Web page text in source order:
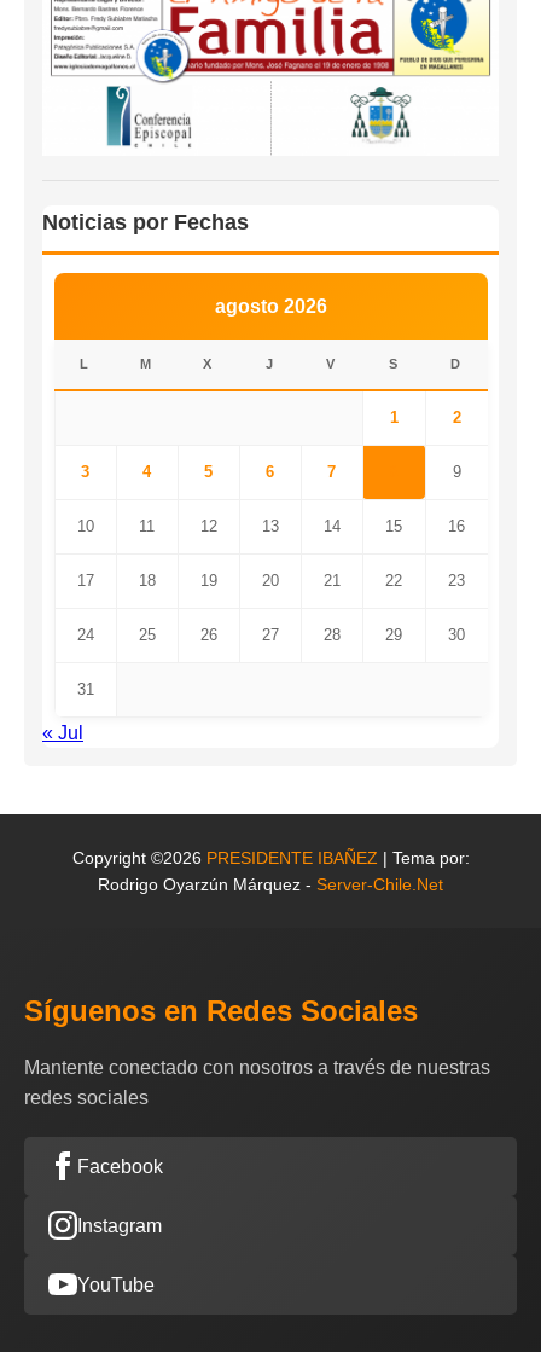
Noticias por Fechas
agosto 2026
L M X J V S D
1 2
3 4 5 6 7 9
10 11 12 13 14 15 16
17 18 19 20 21 22 23
24 25 26 27 28 29 30
31
« Jul
Copyright ©2026 PRESIDENTE IBAÑEZ | Tema por:
Rodrigo Oyarzún Márquez - Server-Chile.Net
Síguenos en Redes Sociales
Mantente conectado con nosotros a través de nuestras
redes sociales
Facebook
Instagram
YouTube